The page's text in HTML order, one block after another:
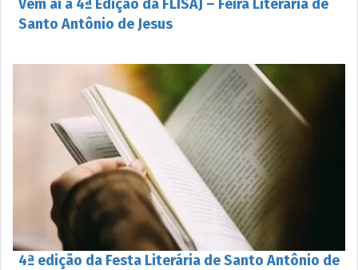
Vem aí a 4ª Edição da FLISAJ – Feira Literária de
Santo Antônio de Jesus
4ª edição da Festa Literária de Santo Antônio de